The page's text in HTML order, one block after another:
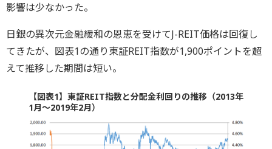
影響は少なかった。
日銀の異次元金融緩和の恩恵を受けてJ-REIT価格は回復し
てきたが、図表1の通り東証REIT指数が1,900ポイントを超
えて推移した期間は短い。
【図表1】東証REIT指数と分配金利回りの推移（2013年
1月～2019年2月）